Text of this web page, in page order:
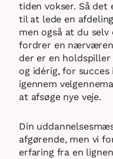
tiden vokser. Så det
til at lede en
men også at du
fordrer en
der er en
og idérig, for
igennem
at afsøge nye veje.
Din
afgørende, men vi
erfaring fra en